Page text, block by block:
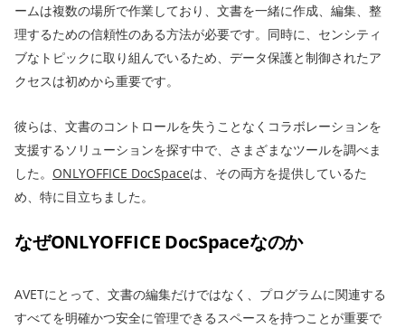
ームは複数の場所で作業しており、文書を一緒に作成、編集、整
理するための信頼性のある方法が必要です。同時に、センシティ
ブなトピックに取り組んでいるため、データ保護と制御されたア
クセスは初めから重要です。
彼らは、文書のコントロールを失うことなくコラボレーションを
支援するソリューションを探す中で、さまざまなツールを調べま
した。 ONLYOFFICE DocSpaceは、その両方を提供しているた
め、特に目立ちました。
なぜONLYOFFICE DocSpaceなのか
AVETにとって、文書の編集だけではなく、プログラムに関連する
すべてを明確かつ安全に管理できるスペースを持つことが重要で